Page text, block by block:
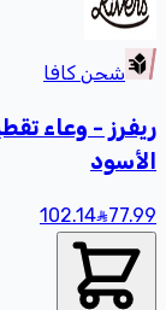
شحن كافا
ريفرز - وعاء
الأسود
77.99
102.14